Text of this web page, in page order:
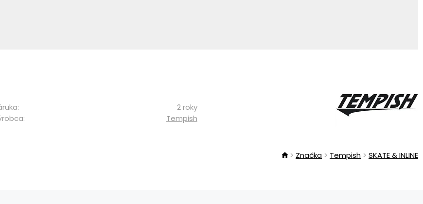
2 roky
Tempish
Značka Tempish SKATE & INLINE